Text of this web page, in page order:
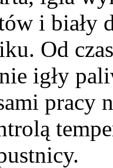
i biały
Od
igły
pracy